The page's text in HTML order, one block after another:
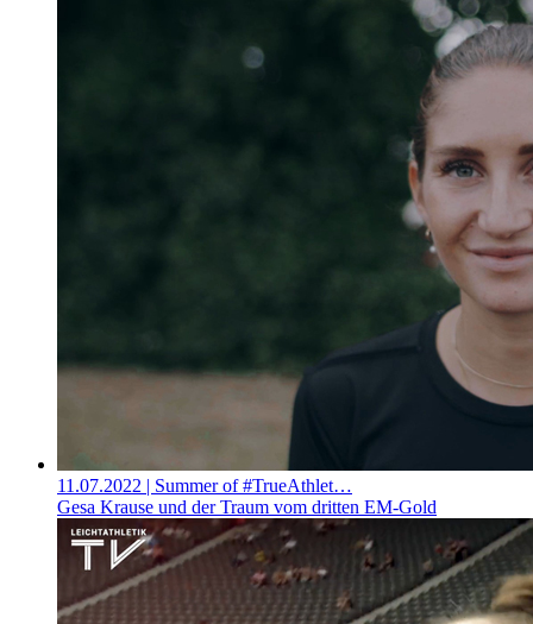
11.07.2022 | Summer of #TrueAthlet…
Gesa Krause und der Traum vom dritten EM-Gold